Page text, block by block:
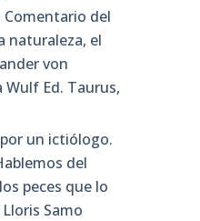
Comentario del
naturaleza, el
von
Ed. Taurus,
un ictiólogo.
del
peces que lo
Samo